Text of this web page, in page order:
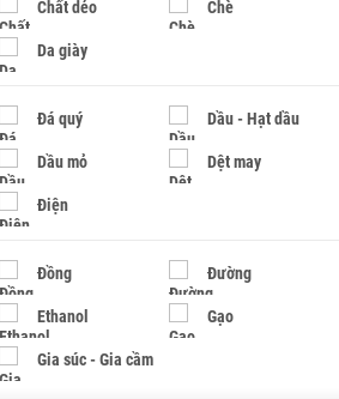
Chất dẻo Chè
Da giày
Đá quý Dầu - Hạt dầu
Dầu mỏ Dệt may
Điện
Đồng Đường
Ethanol Gạo
Gia súc - Gia cầm